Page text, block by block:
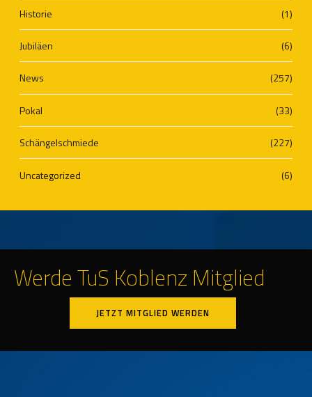
Historie (1)
Jubiläen (6)
News (257)
Pokal (33)
Schängelschmiede (227)
Uncategorized (6)
Werde TuS Koblenz Mitglied
JETZT MITGLIED WERDEN